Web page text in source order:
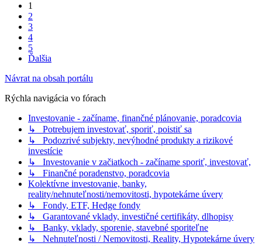
1
2
3
4
5
Ďalšia
Návrat na obsah portálu
Rýchla navigácia vo fórach
Investovanie - začíname, finančné plánovanie, poradcovia
↳ Potrebujem investovať, sporiť, poistiť sa
↳ Podozrivé subjekty, nevýhodné produkty a rizikové
investície
↳ Investovanie v začiatkoch - začíname sporiť, investovať,
↳ Finančné poradenstvo, poradcovia
Kolektívne investovanie, banky,
reality/nehnuteľnosti/nemovitosti, hypotekárne úvery
↳ Fondy, ETF, Hedge fondy
↳ Garantované vklady, investičné certifikáty, dlhopisy
↳ Banky, vklady, sporenie, stavebné sporiteľne
↳ Nehnuteľnosti / Nemovitosti, Reality, Hypotekárne úvery